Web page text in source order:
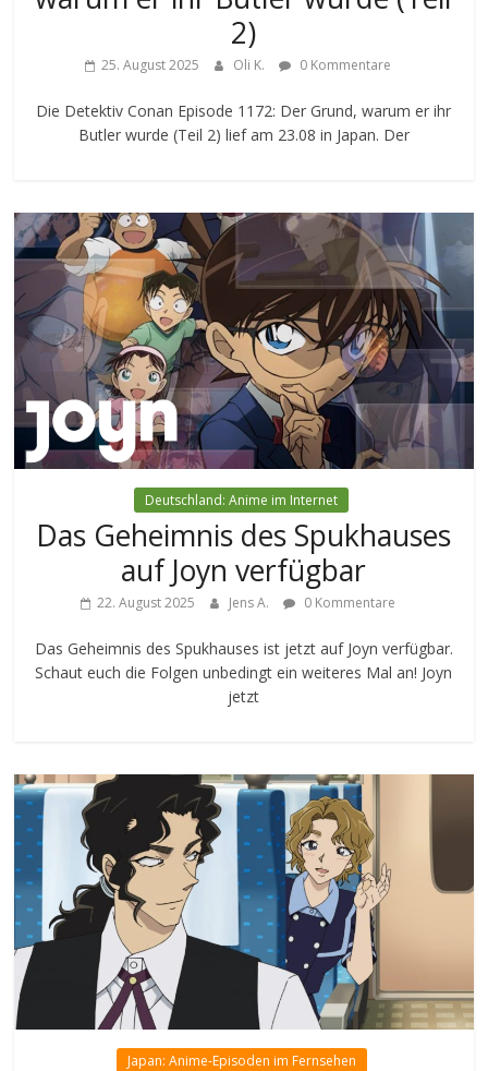
2)
25. August 2025 Oli K. 0 Kommentare
Die Detektiv Conan Episode 1172: Der Grund, warum er ihr
Butler wurde (Teil 2) lief am 23.08 in Japan. Der
Deutschland: Anime im Internet
Das Geheimnis des Spukhauses
auf Joyn verfügbar
22. August 2025 Jens A. 0 Kommentare
Das Geheimnis des Spukhauses ist jetzt auf Joyn verfügbar.
Schaut euch die Folgen unbedingt ein weiteres Mal an! Joyn
jetzt
Japan: Anime-Episoden im Fernsehen